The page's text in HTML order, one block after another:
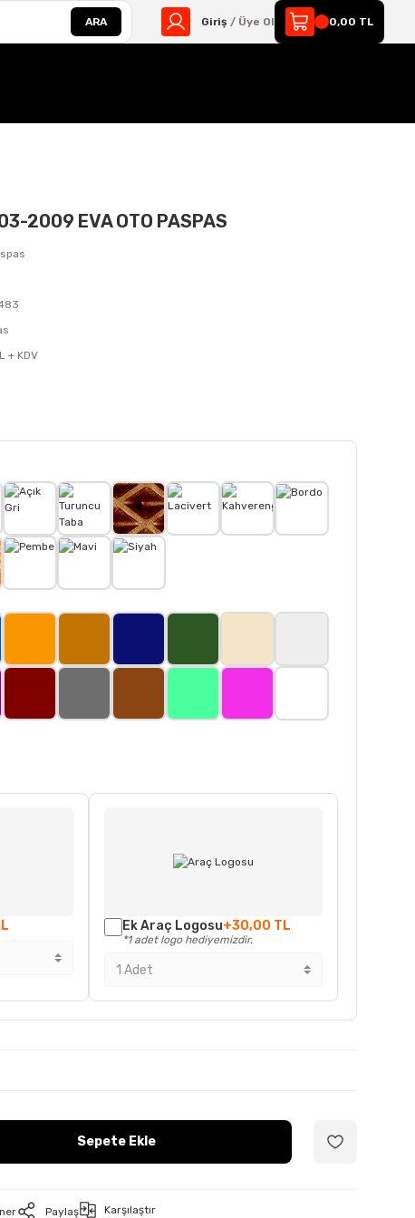
ARA Giriş / Üye Ol 0,00 TL
2009 EVA OTO PASPAS
+ KDV
Ek Araç Logosu+30,00 TL
*1 adet logo hediyemizdir.
Sepete Ekle
Paylaş Karşılaştır